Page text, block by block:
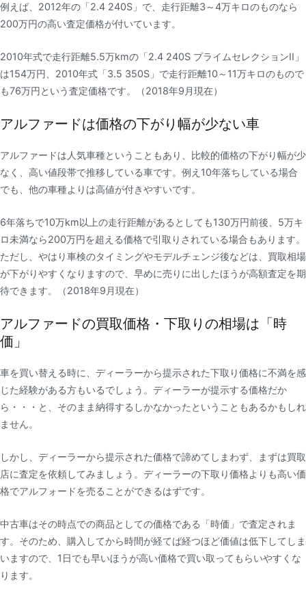
例えば、2012年の「2.4 240S」で、走行距離3～4万キロのものなら
200万円の高い査定価格が付いています。
2010年式で走行距離5.5万kmの「2.4 240S プライムセレクションII」
は154万円、2010年式「3.5 350S」で走行距離10～11万キロのもので
も76万円という査定価格です。（2018年9月現在）
アルファードは価格の下がり幅が少ない車
アルファードは人気車種ということもあり、比較的価格の下がり幅が少
なく、高い値段帯で推移している車です。例え10年落ちしている場合
でも、他の車種よりは高値が付きやすいです。
6年落ちで10万km以上の走行距離があるとしても130万円前後、5万キ
ロ未満なら200万円を超える価格で引取りされている場合もあります。
ただし、やはり車検のタイミングやモデルチェンジ後などは、買取相場
が下がりやすくなりますので、早めに売りに出したほうが高額査定を期
待できます。（2018年9月現在）
アルファードの買取価格・下取りの相場は「時
価」
車を買い替える時に、ディーラーから提示された下取り価格に不満を感
じた経験がある方もいるでしょう。ディーラーが提示する価格だか
ら・・・と、そのまま納得するしかなかったということもあるかもしれ
ません。
しかし、ディーラーから提示された価格で諦めてしまわず、まずは買取
店に査定を依頼してみましょう。ディーラーの下取り価格よりも高い価
格でアルフォードを売ることができるはずです。
中古車はその時点での商品としての価格である「時価」で査定されま
す。そのため、購入してから時間が経てば経つほど価値は低下してしま
いますので、1日でも早いほうが高い価格で買い取ってもらいやすくな
ります。